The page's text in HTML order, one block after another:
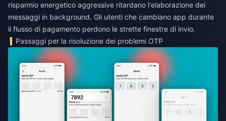
risparmio energetico aggressive ritardano l'elaborazione dei
messaggi in background. Gli utenti che cambiano app durante
il flusso di pagamento perdono le strette finestre di invio.
Passaggi per la risoluzione dei problemi OTP